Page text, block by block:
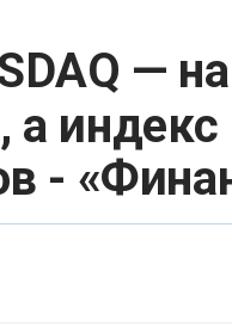
—
а
-